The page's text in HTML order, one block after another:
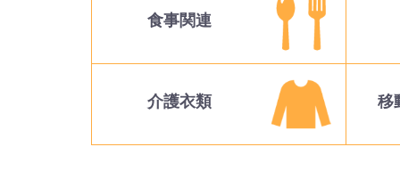
食事関連
介護衣類 移